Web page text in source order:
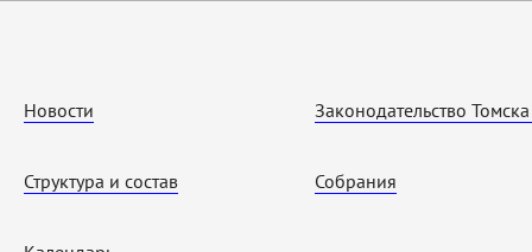
Новости
Структура и состав
Законодательство
Собрания